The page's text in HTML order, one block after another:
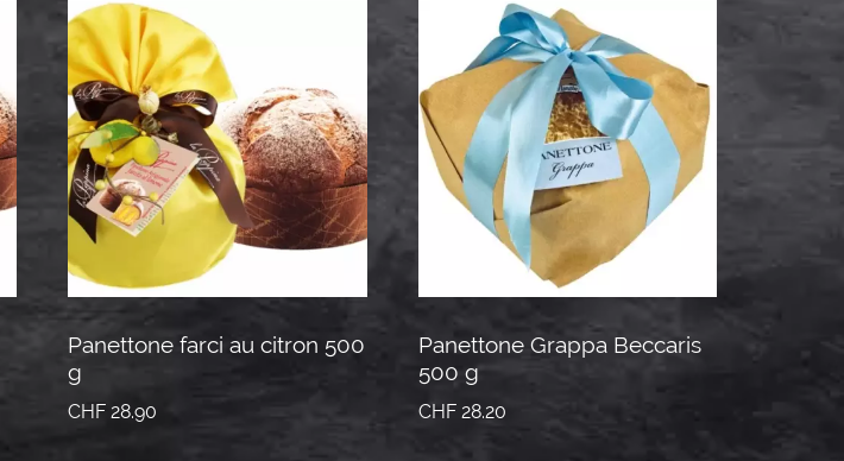
Panettone farci au citron 500
g
CHF 28.90
Panettone Grappa Beccaris
500 g
CHF 28.20